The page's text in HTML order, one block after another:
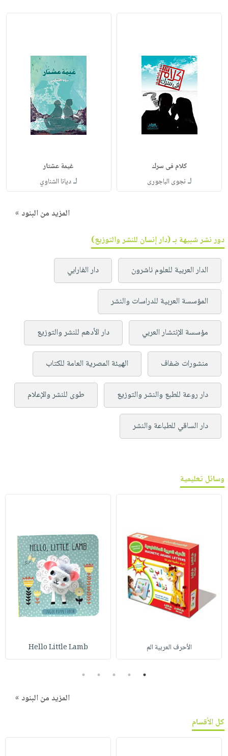
كلام فى سرك
لـ نجوى الباجورى
غيمة عشتار
لـديانا الشناوي
المزيد من البنود »
دور نشر شبيهة بـ (دار إنسان للنشر والتوزيع)
الدار العربية للعلوم ناشرون دار الفارابي
المؤسسة العربية للدراسات والنشر
مؤسسة الإنتشار العربي دار الأدهم للنشر والتوزيع
منشورات ضفاف الهيئة المصرية العامة للكتاب
دار روعة للطبع والنشر والتوزيع طوى للنشر والإعلام
دار الساقي للطباعة والنشر
وسائل تعليمية
الأحرف العربية الم Hello Little Lamb
1
2
3
4
5
المزيد من البنود »
كل الأقسام